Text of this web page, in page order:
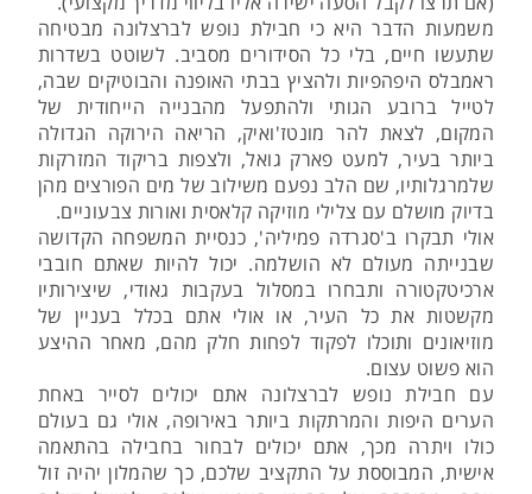
משמעות הדבר היא כי חבילת נופש לברצלונה מבטיחה
שתעשו חיים, בלי כל הסידורים מסביב. לשוטט בשדרות
ראמבלס היפהפיות ולהציץ בבתי האופנה והבוטיקים שבה,
לטייל ברובע הגותי ולהתפעל מהבנייה הייחודית של
המקום, לצאת להר מונטז'ואיק, הריאה הירוקה הגדולה
ביותר בעיר, למעט פארק גואל, ולצפות בריקוד המזרקות
שלמרגלותיו, שם הלב נפעם משילוב של מים הפורצים מהן
בדיוק מושלם עם צלילי מוזיקה קלאסית ואורות צבעוניים.
אולי תבקרו ב'סגרדה פמיליה', כנסיית המשפחה הקדושה
שבנייתה מעולם לא הושלמה. יכול להיות שאתם חובבי
ארכיטקטורה ותבחרו במסלול בעקבות גאודי, שיצירותיו
מקשטות את כל העיר, או אולי אתם בכלל בעניין של
מוזיאונים ותוכלו לפקוד לפחות חלק מהם, מאחר ההיצע
הוא פשוט עצום.
עם חבילת נופש לברצלונה אתם יכולים לסייר באחת
הערים היפות והמרתקות ביותר באירופה, אולי גם בעולם
כולו ויתרה מכך, אתם יכולים לבחור בחבילה בהתאמה
אישית, המבוססת על התקציב שלכם, כך שהמלון יהיה זול